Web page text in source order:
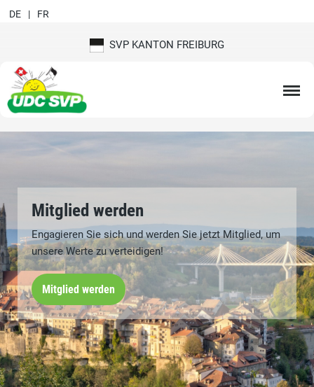
SVP KANTON FREIBURG
DE FR
Mitglied werden
Engagieren Sie sich und werden Sie jetzt Mitglied, um
unsere Werte zu verteidigen!
Mitglied werden